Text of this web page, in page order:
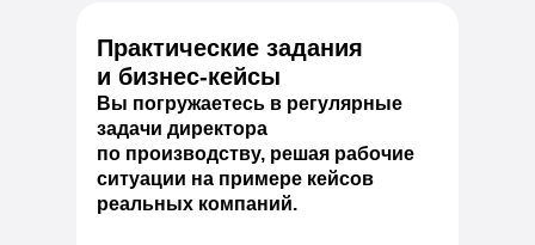
Практические задания
и бизнес-кейсы
Вы погружаетесь в регулярные
задачи директора
по производству, решая рабочие
ситуации на примере кейсов
реальных компаний.